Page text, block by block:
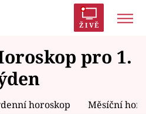
ŽIVĚ
Prostřeno!
AYTO?
Proměny
pro 1.
horoskop Měsíční